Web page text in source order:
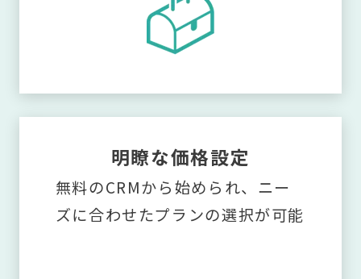
明瞭な価格設定
無料のCRMから始められ、ニー
ズに合わせたプランの選択が可能